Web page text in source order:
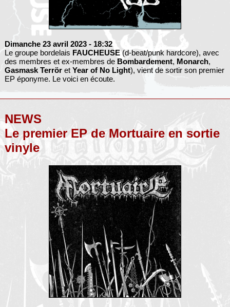
Dimanche 23 avril 2023 - 18:32
Le groupe bordelais FAUCHEUSE(d-beat/punk hardcore), avec
des membres et ex-membres de Bombardement, Monarch,
Gasmask Terröret Year of No Light), vient de sortir son premier
EP éponyme. Le voici en écoute.
NEWS
Le premier EP de Mortuaire en sortie
vinyle